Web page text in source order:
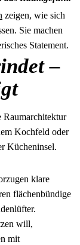
zeigen, wie sich
Sie machen
Statement.
–
Raumarchitektur
Kochfeld oder
Kücheninsel.
klare
flächenbündige
will,
mit